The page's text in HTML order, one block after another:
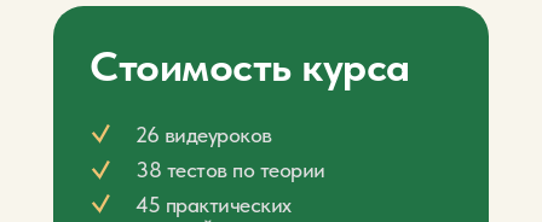
26 видеуроков
38 тестов по теории
45 практических
Стоимость курса